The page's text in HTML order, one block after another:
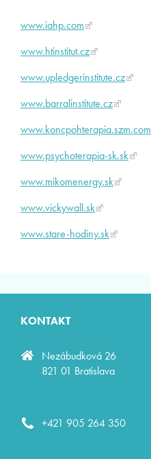
www.iahp.com
www.htinstitut.cz
www.upledgerinstitute.cz
www.barralinstitute.cz
www.koncpohterapia.szm.com
www.psychoterapia-sk.sk
www.mikomenergy.sk
www.vickywall.sk
www.stare-hodiny.sk
KONTAKT
Nezábudková 26
821 01 Bratislava
+421 905 264 350